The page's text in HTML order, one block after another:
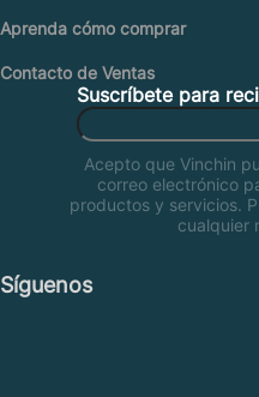
Aprenda cómo comprar
Contacto de Ventas
Suscríbete para
Acepto que Vinchin
correo electrónico
productos y servicios.
cualquier
Síguenos